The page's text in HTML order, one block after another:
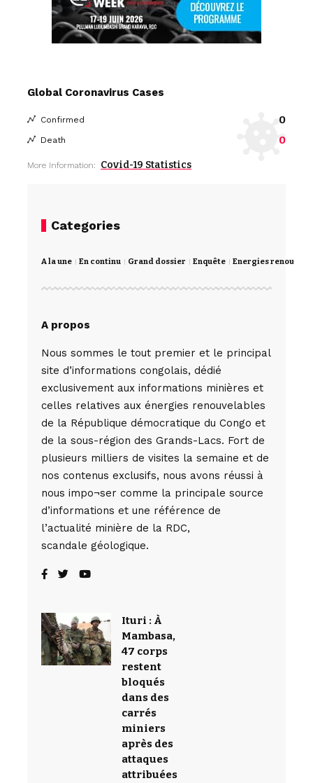
Global Coronavirus Cases
Confirmed 0
Death 0
More Information: Covid-19 Statistics
Categories
A la une En continu Grand dossier Enquête Energies
A propos
Nous sommes le tout premier et le principal
site d’informations congolais, dédié
exclusivement aux informations minières et
celles relatives aux énergies renouvelables
de la République démocratique du Congo et
de la sous-région des Grands-Lacs. Fort de
plusieurs milliers de visites la semaine et de
nos contenus exclusifs, nous avons réussi à
nous impo¬ser comme la principale source
d’informations et une référence de
l’actualité minière de la RDC,
scandale géologique.
Ituri : À
Mambasa,
47 corps
restent
bloqués
dans des
carrés
miniers
après des
attaques
attribuées